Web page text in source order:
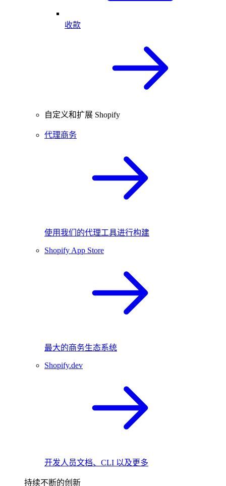
收款
自定义和扩展 Shopify
代理商务
使用我们的代理工具进行构建
Shopify App Store
最大的商务生态系统
Shopify.dev
开发人员文档、CLI 以及更多
持续不断的创新